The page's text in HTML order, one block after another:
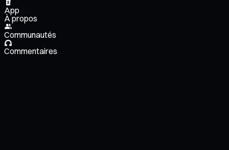
App
À propos
Communautés
Commentaires